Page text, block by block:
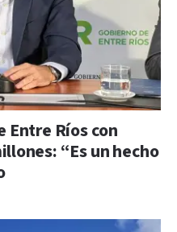
Entre Ríos con
“Es un hecho